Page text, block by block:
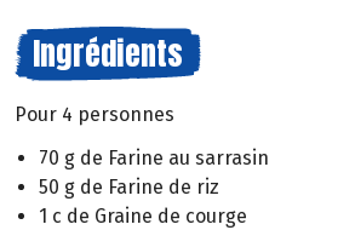
Ingrédients
Pour 4 personnes
70 g de Farine au sarrasin
50 g de Farine de riz
1 c de Graine de courge